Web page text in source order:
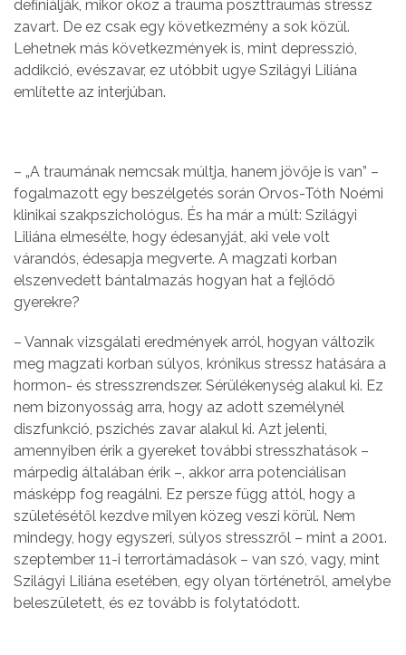
definiálják, mikor okoz a trauma poszttraumás stressz
zavart. De ez csak egy következmény a sok közül.
Lehetnek más következmények is, mint depresszió,
addikció, evészavar, ez utóbbit ugye Szilágyi Liliána
említette az interjúban.
– „A traumának nemcsak múltja, hanem jövője is van” –
fogalmazott egy beszélgetés során Orvos-Tóth Noémi
klinikai szakpszichológus. És ha már a múlt: Szilágyi
Liliána elmesélte, hogy édesanyját, aki vele volt
várandós, édesapja megverte. A magzati korban
elszenvedett bántalmazás hogyan hat a fejlődő
gyerekre?
– Vannak vizsgálati eredmények arról, hogyan változik
meg magzati korban súlyos, krónikus stressz hatására a
hormon- és stresszrendszer. Sérülékenység alakul ki. Ez
nem bizonyosság arra, hogy az adott személynél
diszfunkció, pszichés zavar alakul ki. Azt jelenti,
amennyiben érik a gyereket további stresszhatások –
márpedig általában érik –, akkor arra potenciálisan
másképp fog reagálni. Ez persze függ attól, hogy a
születésétől kezdve milyen közeg veszi körül. Nem
mindegy, hogy egyszeri, súlyos stresszről – mint a 2001.
szeptember 11-i terrortámadások – van szó, vagy, mint
Szilágyi Liliána esetében, egy olyan történetről, amelybe
beleszületett, és ez tovább is folytatódott.